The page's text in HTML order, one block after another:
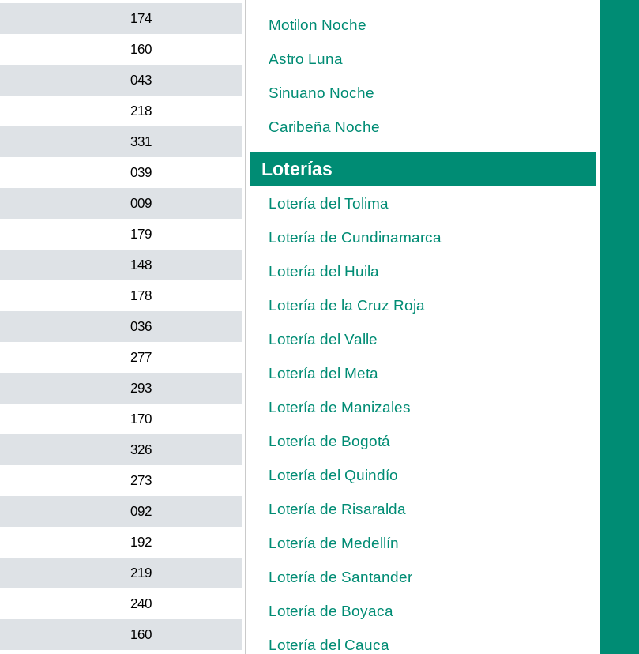
174
160
043
218
331
039
009
179
148
178
036
277
293
170
326
273
092
192
219
240
160
Motilon Noche
Astro Luna
Sinuano Noche
Caribeña Noche
Loterías
Lotería del Tolima
Lotería de Cundinamarca
Lotería del Huila
Lotería de la Cruz Roja
Lotería del Valle
Lotería del Meta
Lotería de Manizales
Lotería de Bogotá
Lotería del Quindío
Lotería de Risaralda
Lotería de Medellín
Lotería de Santander
Lotería de Boyaca
Lotería del Cauca